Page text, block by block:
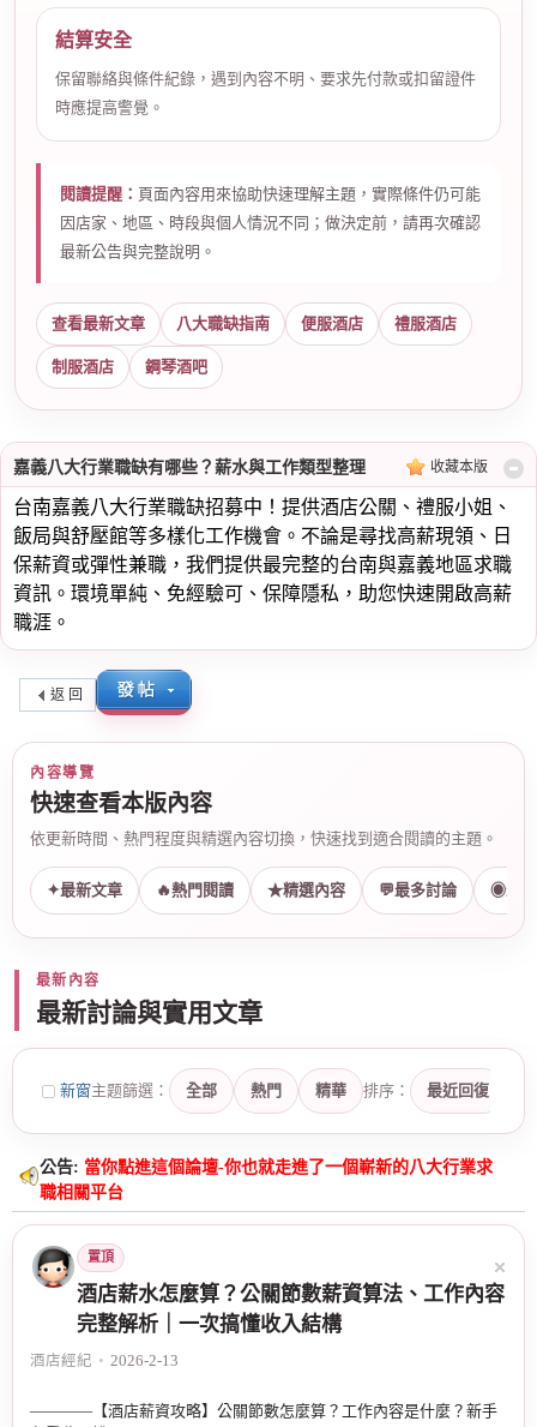
結算安全
保留聯絡與條件紀錄，遇到內容不明、要求先付款或扣留證件
時應提高警覺。
閱讀提醒： 頁面內容用來協助快速理解主題，實際條件仍可能
因店家、地區、時段與個人情況不同；做決定前，請再次確認
最新公告與完整說明。
查看最新文章 八大職缺指南 便服酒店 禮服酒店
制服酒店 鋼琴酒吧
收藏本版
嘉義八大行業職缺有哪些？薪水與工作類型整理
台南嘉義八大行業職缺招募中！提供酒店公關、禮服小姐、
飯局與舒壓館等多樣化工作機會。不論是尋找高薪現領、日
保薪資或彈性兼職，我們提供最完整的台南與嘉義地區求職
資訊。環境單純、免經驗可、保障隱私，助您快速開啟高薪
職涯。
返 回
內容導覽
快速查看本版內容
依更新時間、熱門程度與精選內容切換，快速找到適合閱讀的主題。
✦最新文章 🔥熱門閱讀 ★精選內容 💬最多討論 ◉最
最新內容
最新討論與實用文章
新窗主题篩選： 全部 熱門 精華 排序： 最近回復
公告: 當你點進這個論壇-你也就走進了一個嶄新的八大行業求
職相關平台
置頂
酒店薪水怎麼算？公關節數薪資算法、工作內容
完整解析｜一次搞懂收入結構
酒店經紀 • 2026-2-13
————【酒店薪資攻略】公關節數怎麼算？工作內容是什麼？新手